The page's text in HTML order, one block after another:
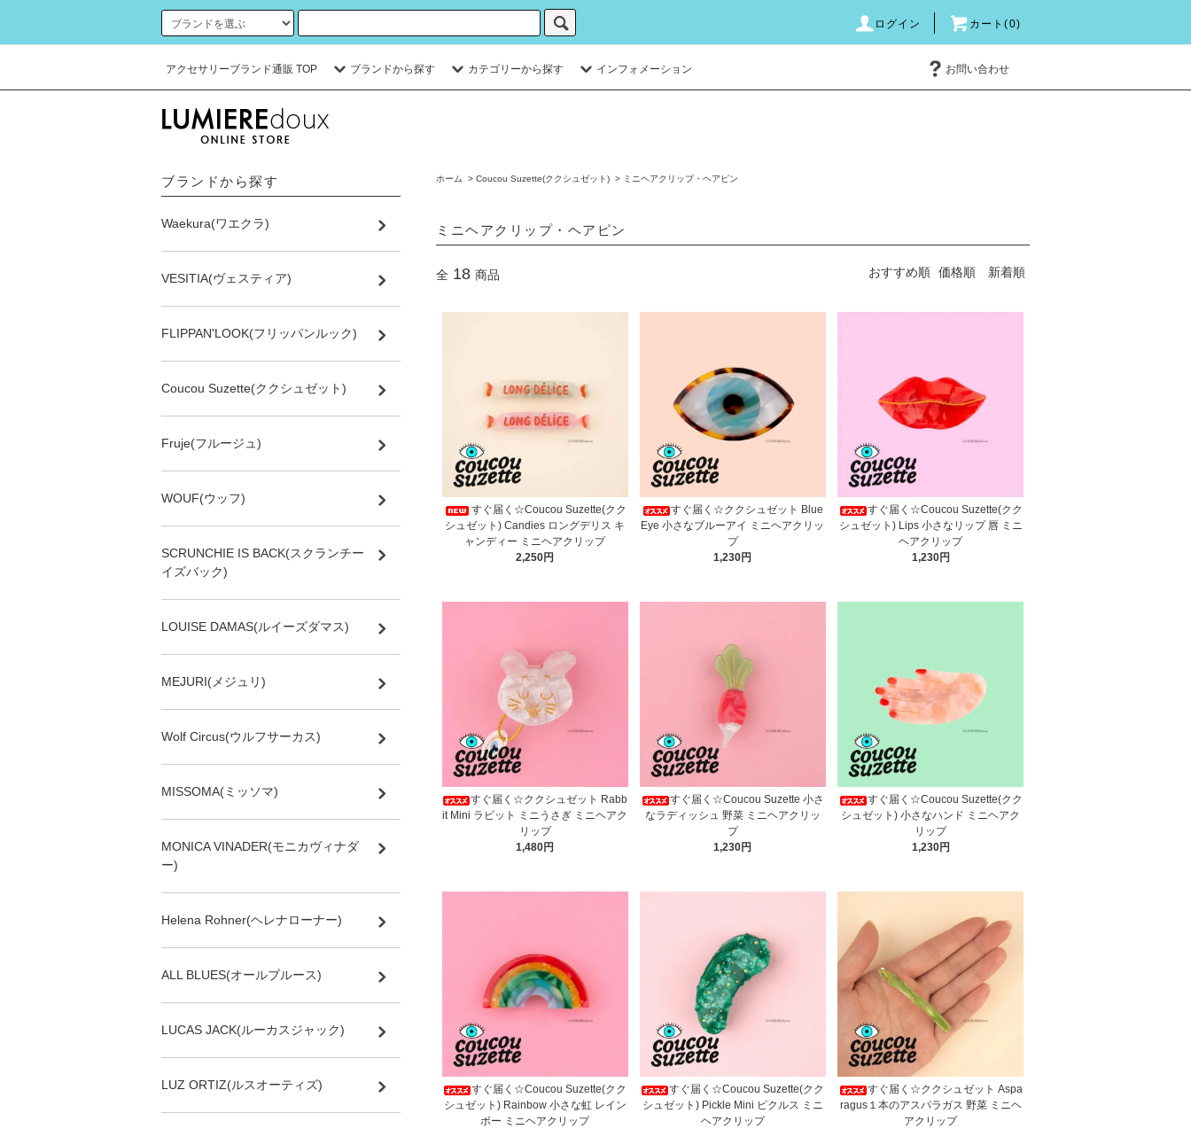
ログイン カート(0)
アクセサリーブランド通販 TOP ブランドから探す カテゴリーから探す インフォメーション お問い合わせ
ホーム > Coucou Suzette(ククシュゼット) > ミニヘアクリップ・ヘアピン
ミニヘアクリップ・ヘアピン
全 18 商品 おすすめ順 価格順 新着順
すぐ届く☆Coucou Suzette(クク
シュゼット) Candies ロングデリス キ
ャンディー ミニヘアクリップ
2,250円
すぐ届く☆ククシュゼット Blue
Eye 小さなブルーアイ ミニヘアクリッ
プ
1,230円
すぐ届く☆Coucou Suzette(クク
シュゼット) Lips 小さなリップ 唇 ミニ
ヘアクリップ
1,230円
すぐ届く☆ククシュゼット Rabb
it Mini ラビット ミニうさぎ ミニヘアク
リップ
1,480円
すぐ届く☆Coucou Suzette 小さ
なラディッシュ 野菜 ミニヘアクリッ
プ
1,230円
すぐ届く☆Coucou Suzette(クク
シュゼット) 小さなハンド ミニヘアク
リップ
1,230円
すぐ届く☆Coucou Suzette(クク
シュゼット) Rainbow 小さな虹 レイン
ボー ミニヘアクリップ
すぐ届く☆Coucou Suzette(クク
シュゼット) Pickle Mini ピクルス ミニ
ヘアクリップ
すぐ届く☆ククシュゼット Aspa
ragus１本のアスパラガス 野菜 ミニヘ
アクリップ
ブランドから探す
Waekura(ワエクラ)
VESITIA(ヴェスティア)
FLIPPAN'LOOK(フリッパンルック)
Coucou Suzette(ククシュゼット)
Fruje(フルージュ)
WOUF(ウッフ)
SCRUNCHIE IS BACK(スクランチー
イズバック)
LOUISE DAMAS(ルイーズダマス)
MEJURI(メジュリ)
Wolf Circus(ウルフサーカス)
MISSOMA(ミッソマ)
MONICA VINADER(モニカヴィナダ
ー)
Helena Rohner(ヘレナローナー)
ALL BLUES(オールブルース)
LUCAS JACK(ルーカスジャック)
LUZ ORTIZ(ルスオーティズ)